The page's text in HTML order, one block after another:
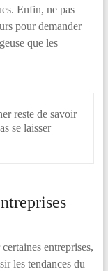
Enfin, ne pas
pour demander
que les
reste de savoir
se laisser
entreprises,
les tendances du